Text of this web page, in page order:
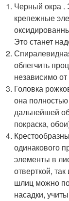
Черный окра .
крепежные
Это станет
облегчить
независимо от
Головка
она
дальнейшей
покраска,
одинакового
элементы в
отверткой,
шлиц можно
насадки,